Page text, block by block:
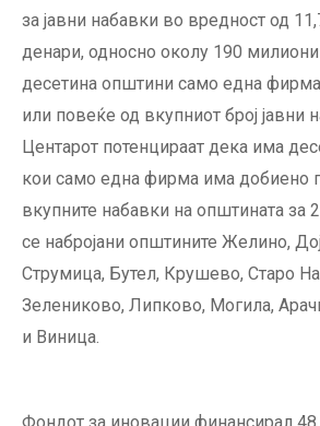
за јавни набавки во вредност од
денари, односно околу 190
десетина општини само една
или повеќе од вкупниот број јавни
Центарот потенцираат дека има
кои само една фирма има добиено
вкупните набавки на општината за
се набројани општините Желино,
Струмица, Бутел, Крушево, Старо
Зелениково, Липково, Могила,
и Виница.